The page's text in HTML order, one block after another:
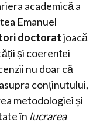
academică a
Emanuel
doctoratjoacă
și coerenței
nu doar că
conținutului,
metodologiei și
în lucrarea